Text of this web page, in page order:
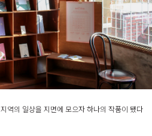
지역의 일상을 지면에 모으자 하나의 작품이 됐다